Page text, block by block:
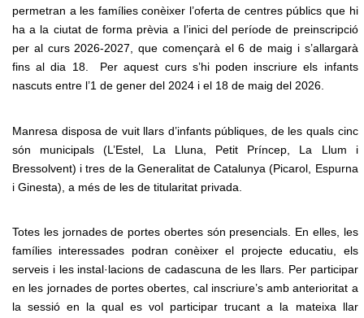
permetran a les famílies conèixer l’oferta de centres públics que hi
ha a la ciutat de forma prèvia a l’inici del període de preinscripció
per al curs 2026-2027, que començarà el 6 de maig i s’allargarà
fins al dia 18. Per aquest curs s’hi poden inscriure els infants
nascuts entre l’1 de gener del 2024 i el 18 de maig del 2026.
Manresa disposa de vuit llars d’infants públiques, de les quals cinc
són municipals (L’Estel, La Lluna, Petit Príncep, La Llum i
Bressolvent) i tres de la Generalitat de Catalunya (Picarol, Espurna
i Ginesta), a més de les de titularitat privada.
Totes les jornades de portes obertes són presencials. En elles, les
famílies interessades podran conèixer el projecte educatiu, els
serveis i les instal·lacions de cadascuna de les llars. Per participar
en les jornades de portes obertes, cal inscriure’s amb anterioritat a
la sessió en la qual es vol participar trucant a la mateixa llar